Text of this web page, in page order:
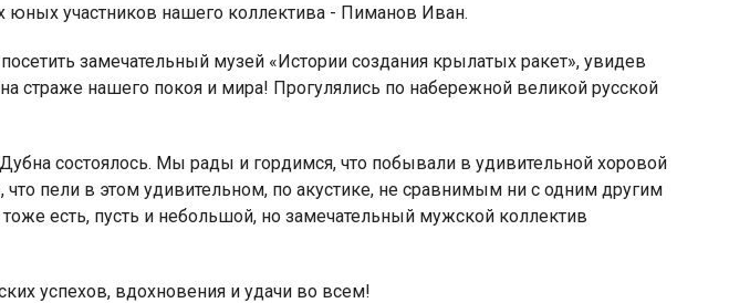
юных участников нашего коллектива - Пиманов Иван.
замечательный музей «Истории создания крылатых ракет», увидев
страже нашего покоя и мира! Прогулялись по набережной великой русской
состоялось. Мы рады и гордимся, что побывали в удивительной хоровой
пели в этом удивительном, по акустике, не сравнимым ни с одним другим
есть, пусть и небольшой, но замечательный мужской коллектив
успехов, вдохновения и удачи во всем!